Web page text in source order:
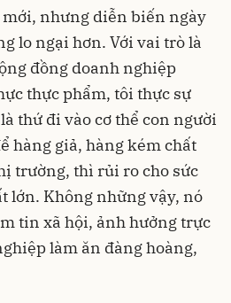
nhưng diễn biến ngày
lo ngại hơn. Với vai trò là
đồng doanh nghiệp
thực phẩm, tôi thực sự
thứ đi vào cơ thể con người
hàng giả, hàng kém chất
trường, thì rủi ro cho sức
lớn. Không những vậy, nó
tin xã hội, ảnh hưởng trực
làm ăn đàng hoàng,